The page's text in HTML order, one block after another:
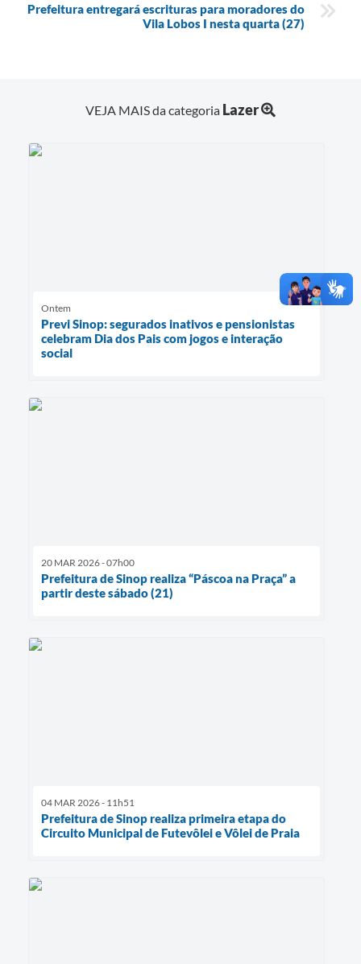
Prefeitura entregará escrituras para moradores do
Vila Lobos I nesta quarta (27)
VEJA MAIS da categoria Lazer
Ontem
Previ Sinop: segurados inativos e pensionistas
celebram Dia dos Pais com jogos e interação
social
20 MAR 2026 - 07h00
Prefeitura de Sinop realiza “Páscoa na Praça” a
partir deste sábado (21)
04 MAR 2026 - 11h51
Prefeitura de Sinop realiza primeira etapa do
Circuito Municipal de Futevôlei e Vôlei de Praia